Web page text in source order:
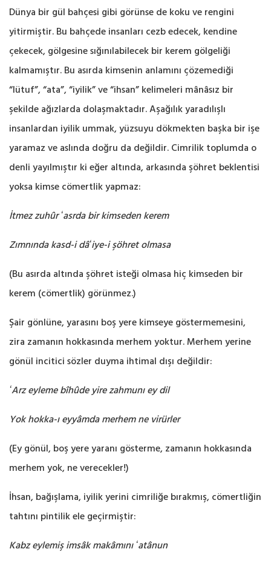
Dünya bir gül bahçesi gibi görünse de koku ve rengini
yitirmiştir. Bu bahçede insanları cezb ‎edecek, kendine
çekecek, gölgesine sığınılabilecek bir kerem gölgeliği
kalmamıştır. Bu asırda ‎kimsenin anlamını çözemediği
“lütuf”, “ata”, “iyilik” ve “ihsan” kelimeleri mânâsız bir
şekilde ‎ağızlarda dolaşmaktadır. Aşağılık yaradılışlı
insanlardan iyilik ummak, yüzsuyu ‎dökmekten başka bir işe
yaramaz ve aslında doğru ‎da değildir. Cimrilik toplumda o
‎denli yayılmıştır ki eğer altında, arkasında şöhret beklentisi
yoksa kimse cömertlik yapmaz:‎
İtmez zuhûr ʻasrda bir kimseden kerem
Zımnında kasd-i dâʻiye-i şöhret olmasa
(Bu asırda altında şöhret isteği olmasa hiç kimseden bir
kerem (cömertlik) görünmez.‎)
Şair gönlüne, yarasını boş yere kimseye göstermemesini,
zira zamanın hokkasında merhem ‎yoktur. Merhem yerine
gönül incitici sözler duyma ihtimal dışı değildir:‎
ʻArz eyleme bîhûde yire zahmunı ey dil
Yok hokka-ı eyyâmda merhem ne virürler‎
(Ey gönül, boş yere yaranı gösterme, zamanın hokkasında
merhem yok, ne verecekler!‎)
‎İhsan, bağışlama, iyilik yerini cimriliğe bırakmış, cömertliğin
tahtını pintilik ele geçirmiştir:‎
Kabz eylemiş imsâk makâmını ʻatânun